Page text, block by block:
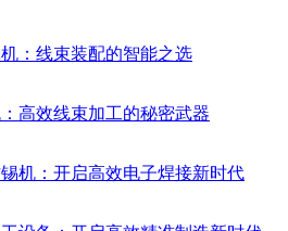
：线束装配的智能之选
高效线束加工的秘密武器
机：开启高效电子焊接新时代